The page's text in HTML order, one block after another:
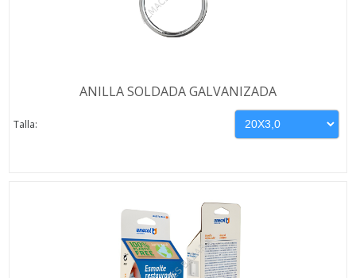
ANILLA SOLDADA GALVANIZADA
Talla: